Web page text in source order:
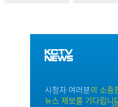
시청자 여러분의 소중
뉴스 제보를 기다립니